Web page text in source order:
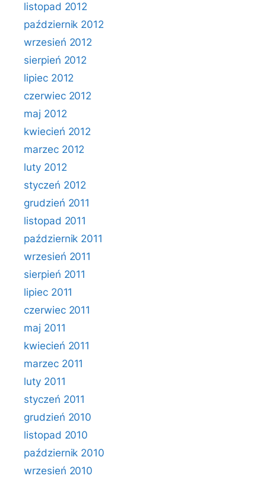
listopad 2012
październik 2012
wrzesień 2012
sierpień 2012
lipiec 2012
czerwiec 2012
maj 2012
kwiecień 2012
marzec 2012
luty 2012
styczeń 2012
grudzień 2011
listopad 2011
październik 2011
wrzesień 2011
sierpień 2011
lipiec 2011
czerwiec 2011
maj 2011
kwiecień 2011
marzec 2011
luty 2011
styczeń 2011
grudzień 2010
listopad 2010
październik 2010
wrzesień 2010